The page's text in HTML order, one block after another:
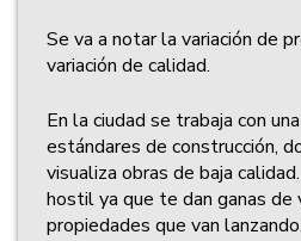
Se va a notar la variación de
variación de calidad.
En la ciudad se trabaja con
estándares de construcción,
visualiza obras de baja
hostil ya que te dan ganas de
propiedades que van lanzando.